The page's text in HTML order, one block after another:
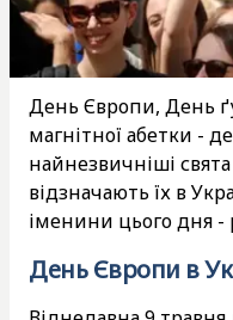
День Європи, День
магнітної абетки -
найнезвичніші
відзначають їх в
іменини цього дня -
День Європи в